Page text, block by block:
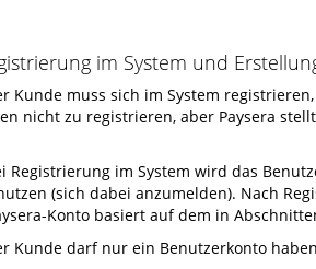
im System und
Kunde muss sich im System
nicht zu registrieren, aber Paysera
Registrierung im System wird das
(sich dabei anzumelden). Nach
Konto basiert auf dem in
Kunde darf nur ein Benutzerkonto